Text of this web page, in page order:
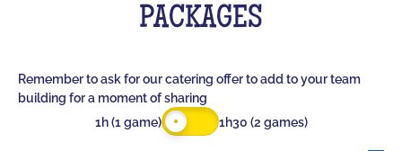
PACKAGES
Remember to ask for our catering offer to add to your team
building for a moment of sharing
1h (1 game)
1h30 (2 games)